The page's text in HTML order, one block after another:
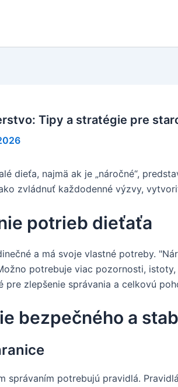
Tipy a stratégie pre
dieťa, najmä ak je „náročné“,
zvládnuť každodenné výzvy,
potrieb dieťaťa
a má svoje vlastné potreby.
potrebuje viac pozornosti,
pre zlepšenie správania a celkovú
bezpečného a
správaním potrebujú pravidlá.